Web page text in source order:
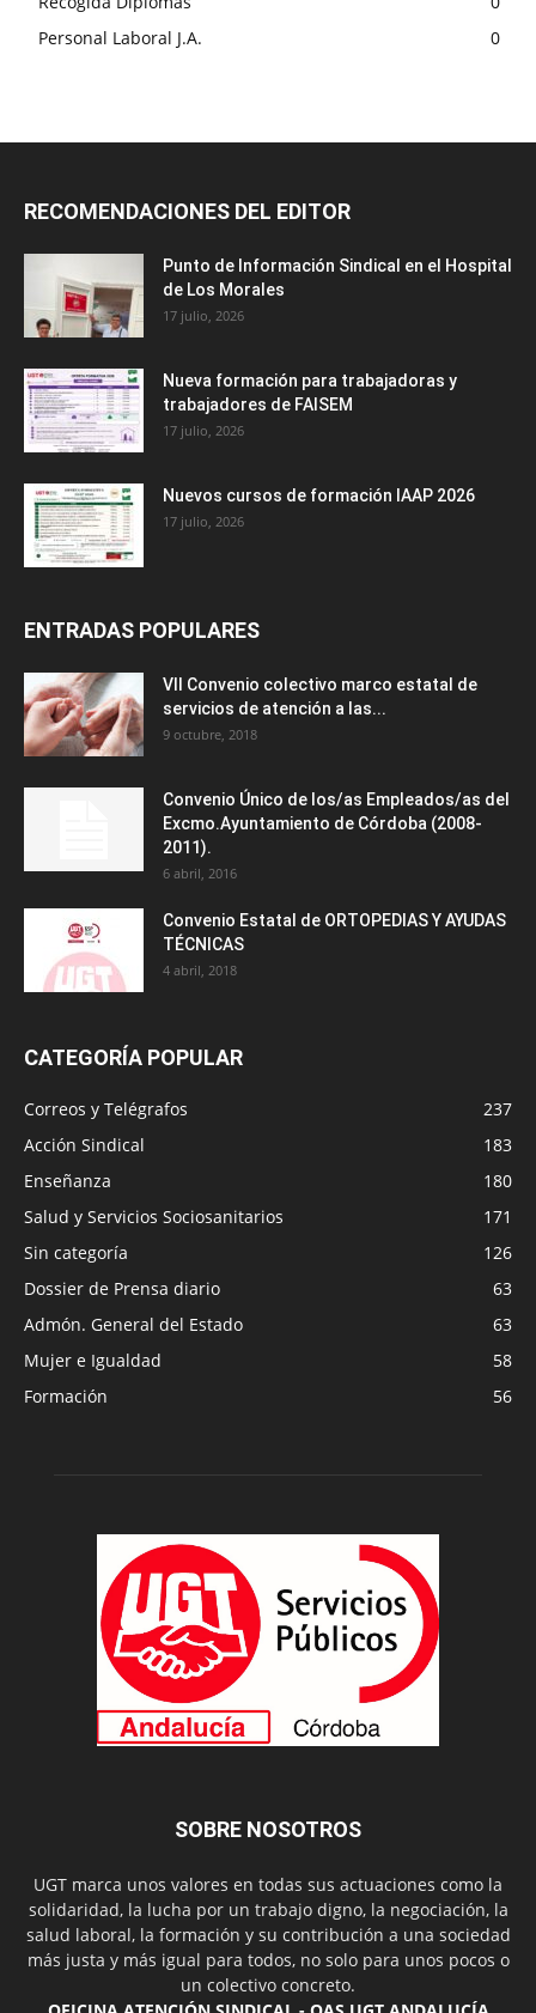
Personal Laboral J.A.
0
RECOMENDACIONES DEL EDITOR
Punto de Información Sindical en el Hospital
de Los Morales
17 julio, 2026
Nueva formación para trabajadoras y
trabajadores de FAISEM
17 julio, 2026
Nuevos cursos de formación IAAP 2026
17 julio, 2026
ENTRADAS POPULARES
VII Convenio colectivo marco estatal de
servicios de atención a las...
9 octubre, 2018
Convenio Único de los/as Empleados/as del
Excmo.Ayuntamiento de Córdoba (2008-
2011).
6 abril, 2016
Convenio Estatal de ORTOPEDIAS Y AYUDAS
TÉCNICAS
4 abril, 2018
CATEGORÍA POPULAR
Correos y Telégrafos
237
Acción Sindical
183
Enseñanza
180
Salud y Servicios Sociosanitarios
171
Sin categoría
126
Dossier de Prensa diario
63
Admón. General del Estado
63
Mujer e Igualdad
58
Formación
56
SOBRE NOSOTROS
UGT marca unos valores en todas sus actuaciones como la
solidaridad, la lucha por un trabajo digno, la negociación, la
salud laboral, la formación y su contribución a una sociedad
más justa y más igual para todos, no solo para unos pocos o
un colectivo concreto.